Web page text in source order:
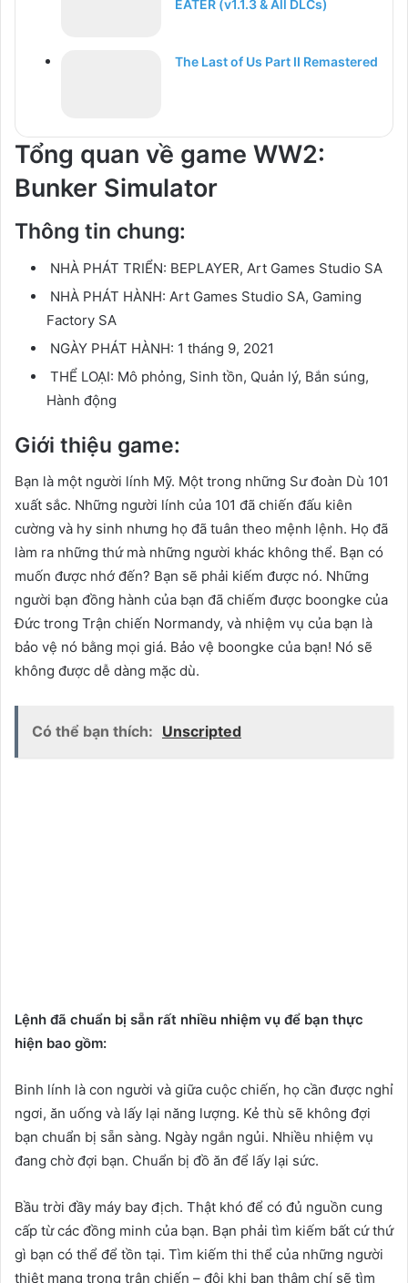
EATER (v1.1.3 & All DLCs)
The Last of Us Part II Remastered
Tổng quan về game WW2:
Bunker Simulator
Thông tin chung:
NHÀ PHÁT TRIỂN: BEPLAYER, Art Games Studio SA
NHÀ PHÁT HÀNH: Art Games Studio SA, Gaming
Factory SA
NGÀY PHÁT HÀNH: 1 tháng 9, 2021
THỂ LOẠI: Mô phỏng, Sinh tồn, Quản lý, Bắn súng,
Hành động
Giới thiệu game:
Bạn là một người lính Mỹ. Một trong những Sư đoàn Dù 101
xuất sắc. Những người lính của 101 đã chiến đấu kiên
cường và hy sinh nhưng họ đã tuân theo mệnh lệnh. Họ đã
làm ra những thứ mà những người khác không thể. Bạn có
muốn được nhớ đến? Bạn sẽ phải kiếm được nó. Những
người bạn đồng hành của bạn đã chiếm được boongke của
Đức trong Trận chiến Normandy, và nhiệm vụ của bạn là
bảo vệ nó bằng mọi giá. Bảo vệ boongke của bạn! Nó sẽ
không được dễ dàng mặc dù.
Có thể bạn thích: Unscripted
Lệnh đã chuẩn bị sẵn rất nhiều nhiệm vụ để bạn thực
hiện bao gồm:
Binh lính là con người và giữa cuộc chiến, họ cần được nghỉ
ngơi, ăn uống và lấy lại năng lượng. Kẻ thù sẽ không đợi
bạn chuẩn bị sẵn sàng. Ngày ngắn ngủi. Nhiều nhiệm vụ
đang chờ đợi bạn. Chuẩn bị đồ ăn để lấy lại sức.
Bầu trời đầy máy bay địch. Thật khó để có đủ nguồn cung
cấp từ các đồng minh của bạn. Bạn phải tìm kiếm bất cứ thứ
gì bạn có thể để tồn tại. Tìm kiếm thi thể của những người
thiệt mạng trong trận chiến – đôi khi bạn thậm chí sẽ tìm